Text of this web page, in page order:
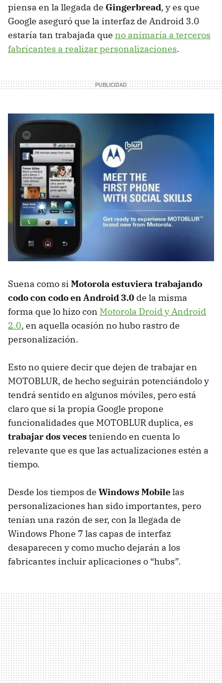
piensa en la llegada de Gingerbread, y es que
Google aseguró que la interfaz de Android 3.0
estaría tan trabajada que no animaría a terceros
fabricantes a realizar personalizaciones.
Suena como si Motorola estuviera trabajando
codo con codo en Android 3.0 de la misma
forma que lo hizo con Motorola Droid y Android
2.0, en aquella ocasión no hubo rastro de
personalización.
Esto no quiere decir que dejen de trabajar en
MOTOBLUR, de hecho seguirán potenciándolo y
tendrá sentido en algunos móviles, pero está
claro que si la propia Google propone
funcionalidades que MOTOBLUR duplica, es
trabajar dos vecesteniendo en cuenta lo
relevante que es que las actualizaciones estén a
tiempo.
Desde los tiempos de Windows Mobilelas
personalizaciones han sido importantes, pero
tenían una razón de ser, con la llegada de
Windows Phone 7 las capas de interfaz
desaparecen y como mucho dejarán a los
fabricantes incluir aplicaciones o “hubs”.